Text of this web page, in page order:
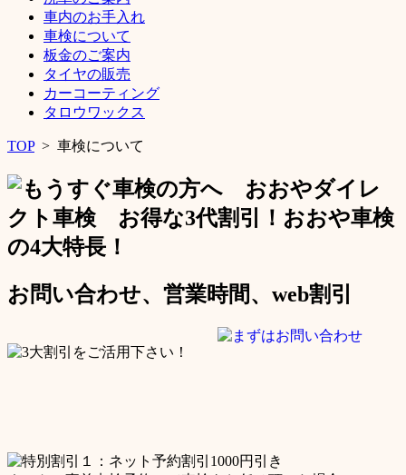
車内のお手入れ
車検について
板金のご案内
タイヤの販売
カーコーティング
タロウワックス
TOP> 車検について
お問い合わせ、営業時間、web割引